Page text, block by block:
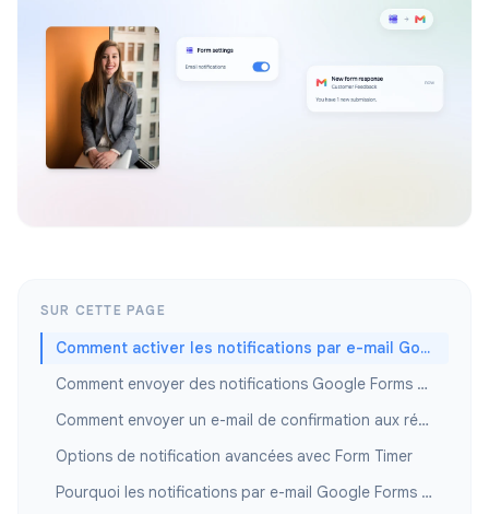
SUR CETTE PAGE
Comment activer les notifications par e-mail Google Forms
Comment envoyer des notifications Google Forms à plusieurs personnes
Comment envoyer un e-mail de confirmation aux répondants
Options de notification avancées avec Form Timer
Pourquoi les notifications par e-mail Google Forms cessent de fonctionner